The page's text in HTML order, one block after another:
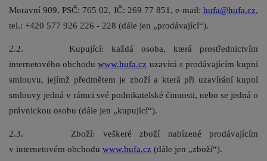
Moravní 909, PSČ: 765 02, IČ: 269 77 851, e-mail: hufa@hufa.cz,
tel.: +420 577 926 226 - 228 (dále jen „prodávající“).
2.2. Kupující: každá osoba, která prostřednictvím
internetového obchoduwww.hufa.cz uzavírá s prodávajícím kupní
smlouvu, jejímž předmětem je zboží a která při uzavírání kupní
smlouvy jedná v rámci své podnikatelské činnosti, nebo se jedná o
právnickou osobu (dále jen „kupující“).
2.3. Zboží: veškeré zboží nabízené prodávajícím
v internetovém obchodu www.hufa.cz (dále jen „zboží“).